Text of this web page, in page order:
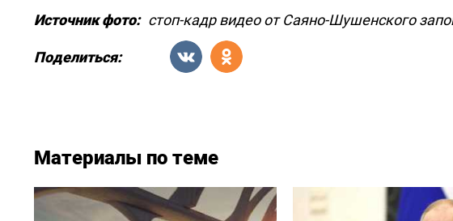
Источник фото: стоп-кадр видео от Саяно-Шушенского
Поделиться:
Материалы по теме